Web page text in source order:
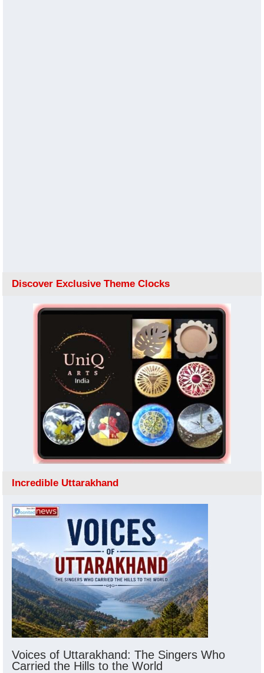
Discover Exclusive Theme Clocks
Incredible Uttarakhand
Voices of Uttarakhand: The Singers Who
Carried the Hills to the World